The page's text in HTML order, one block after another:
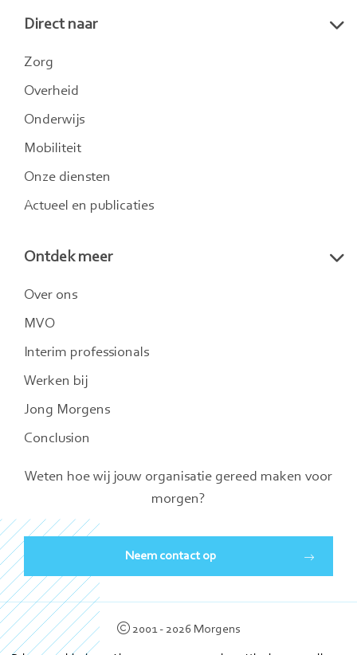
LinkedInTwitter
Direct naar
Zorg
Overheid
Onderwijs
Mobiliteit
Onze diensten
Actueel en publicaties
Ontdek meer
Over ons
MVO
Interim professionals
Werken bij
Jong Morgens
Conclusion
Weten hoe wij jouw organisatie gereed maken voor
morgen?
Neem contact op
2001 - 2026 Morgens